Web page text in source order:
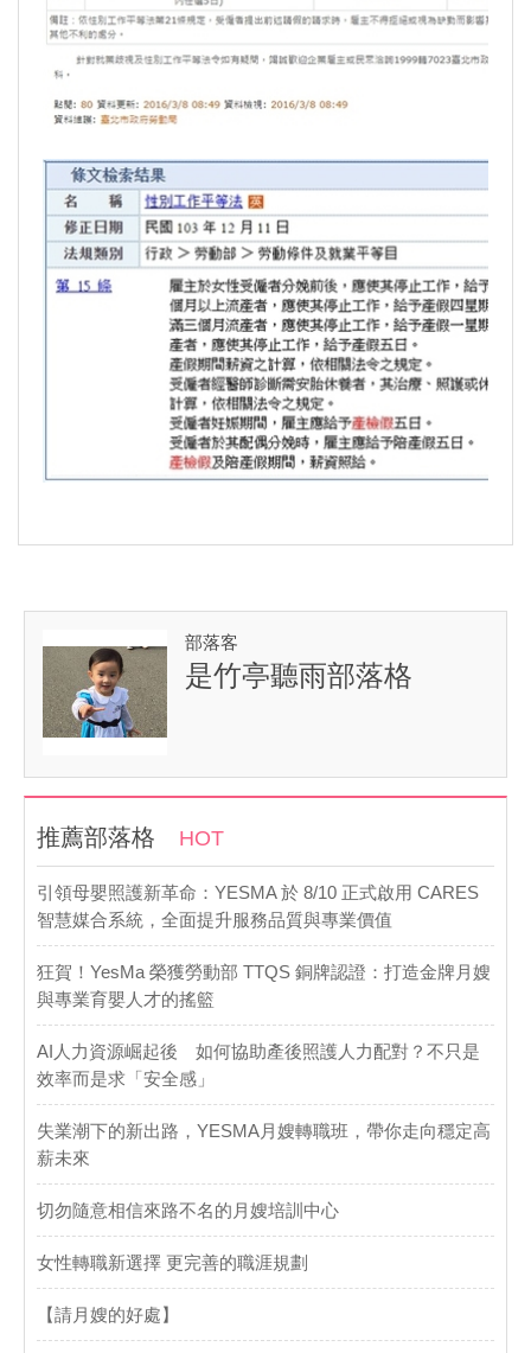
部落客
是竹亭聽雨部落格
推薦部落格 HOT
引領母嬰照護新革命：YESMA 於 8/10 正式啟用 CARES
智慧媒合系統，全面提升服務品質與專業價值
​狂賀！YesMa 榮獲勞動部 TTQS 銅牌認證：打造金牌月嫂
與專業育嬰人才的搖籃
AI人力資源崛起後 如何協助產後照護人力配對？不只是
效率而是求「安全感」
失業潮下的新出路，YESMA月嫂轉職班，帶你走向穩定高
薪未來
切勿隨意相信來路不名的月嫂培訓中心
女性轉職新選擇 更完善的職涯規劃
【請月嫂的好處】